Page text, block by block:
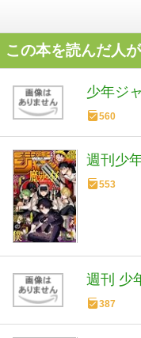
この本を読んだ人
少年ジ
560
週刊少
553
週刊 少
387